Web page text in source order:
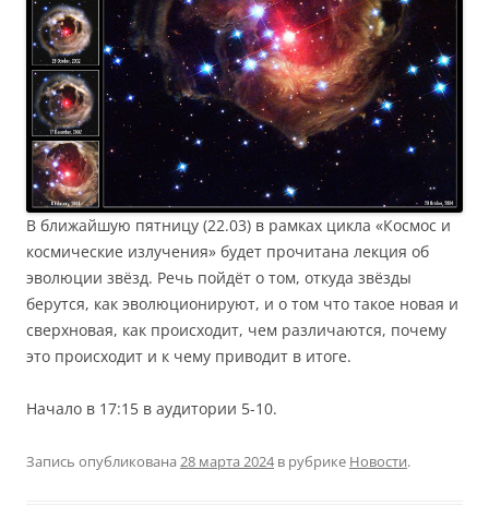
В ближайшую пятницу (22.03) в рамках цикла «Космос и
космические излучения» будет прочитана лекция об
эволюции звёзд. Речь пойдёт о том, откуда звёзды
берутся, как эволюционируют, и о том что такое новая и
сверхновая, как происходит, чем различаются, почему
это происходит и к чему приводит в итоге.
Начало в 17:15 в аудитории 5-10.
Запись опубликована 28 марта 2024в рубрике Новости.